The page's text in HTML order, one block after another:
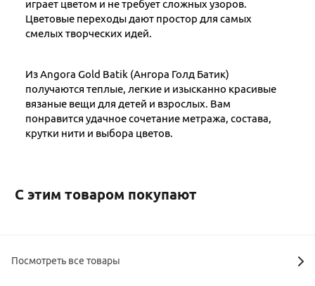
играет цветом и не требует сложных узоров.
Цветовые переходы дают простор для самых
смелых творческих идей.
Из Angora Gold Batik (Ангора Голд Батик)
получаются теплые, легкие и изысканно красивые
вязаные вещи для детей и взрослых. Вам
понравится удачное сочетание метража, состава,
крутки нити и выбора цветов.
С этим товаром покупают
Посмотреть все товары